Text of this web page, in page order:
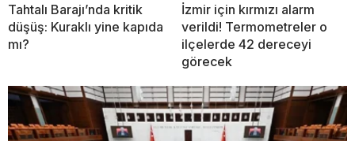
Tahtalı Barajı’nda kritik
düşüş: Kuraklı yine kapıda
mı?
İzmir için kırmızı alarm
verildi! Termometreler o
ilçelerde 42 dereceyi
görecek